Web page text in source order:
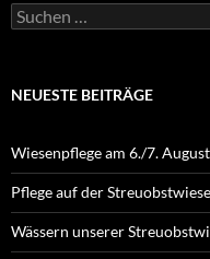
Suchen
nach:
NEUESTE BEITRÄGE
Wiesenpflege am 6./7.
Pflege auf der
Wässern unserer